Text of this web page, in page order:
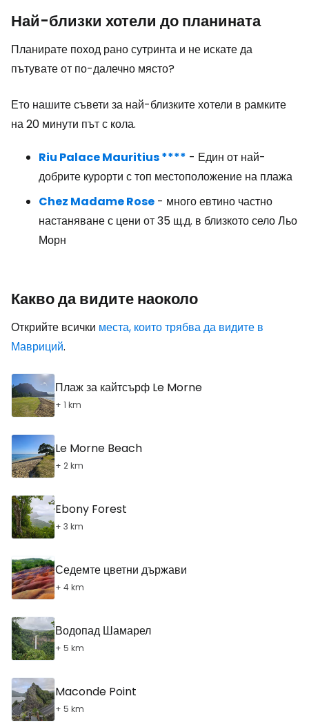
Най-близки хотели до планината
Планирате поход рано сутринта и не искате да
пътувате от по-далечно място?
Ето нашите съвети за най-близките хотели в рамките
на 20 минути път с кола.
Riu Palace Mauritius **** - Един от най-
добрите курорти с топ местоположение на плажа
Chez Madame Rose - много евтино частно
настаняване с цени от 35 щ.д. в близкото село Льо
Морн
Какво да видите наоколо
Открийте всички места, които трябва да видите в
Мавриций.
Плаж за кайтсърф Le Morne
+ 1 km
Le Morne Beach
+ 2 km
Ebony Forest
+ 3 km
Седемте цветни държави
+ 4 km
Водопад Шамарел
+ 5 km
Maconde Point
+ 5 km